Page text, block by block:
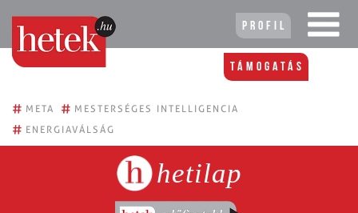
Profil
Támogatás
# META # MESTERSÉGES INTELLIGENCIA
# ENERGIAVÁLSÁG
hetilap